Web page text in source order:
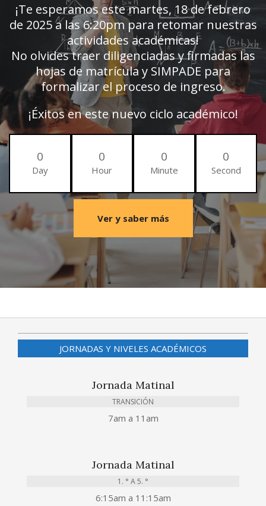
¡Te esperamos este martes, 18 de febrero
de 2025 a las 6:20pm para retomar nuestras
actividades académicas!
No olvides traer diligenciadas y firmadas las
hojas de matrícula y SIMPADE para
formalizar el proceso de ingreso.
¡Éxitos en este nuevo ciclo académico!
0
Day
0
Hour
0
Minute
0
Second
Ver y saber más
2022-
01-
JORNADAS Y NIVELES ACADÉMICOS
Jornada Matinal
TRANSICIÓN
7am a 11am
Jornada Matinal
1. ° A 5. °
6:15am a 11:15am